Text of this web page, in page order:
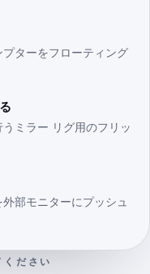
ターをフローティング
ミラー リグ用のフリッ
部モニターにプッシュ
ださい